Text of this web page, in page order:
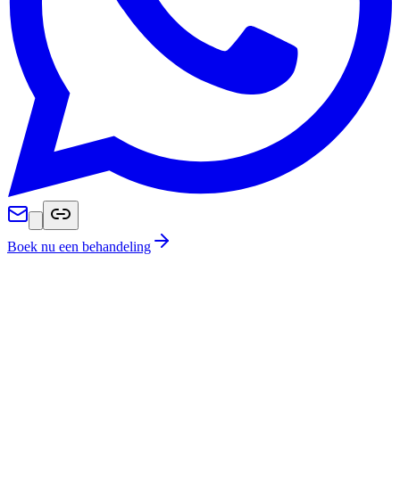
Boek nu een behandeling